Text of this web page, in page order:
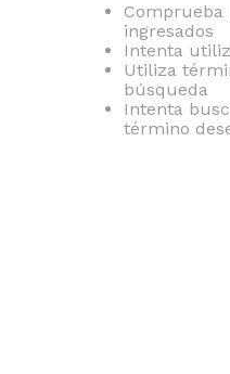
Comprueba
ingresados
Intenta
Utiliza
búsqueda
Intenta
término